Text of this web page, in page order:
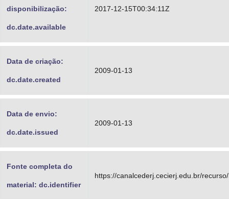
disponibilização:
dc.date.available
2017-12-15T00:34:11Z
Data de criação:
dc.date.created
2009-01-13
Data de envio:
dc.date.issued
2009-01-13
Fonte completa do
material: dc.identifier
https://canalcederj.cecierj.edu.br/